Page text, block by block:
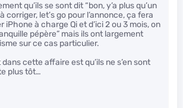
qu’ils se sont dit “bon, y’a plus qu’un
corriger, let’s go pour l’annonce, ça fera
iPhone à charge Qi et d’ici 2 ou 3 mois, on
pépère” mais ils ont largement
sur ce cas particulier.
cette affaire est qu’ils ne s’en sont
plus tôt…